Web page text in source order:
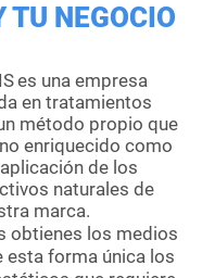
TU NEGOCIO
es una empresa
en tratamientos
método propio que
enriquecido como
de los
naturales de
marca.
obtienes los medios
esta forma única los